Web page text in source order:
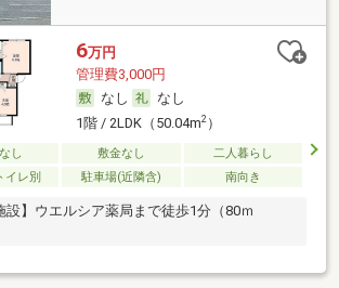
6万円
管理費3,000円
なし
なし
1階 / 2LDK（50.04m2）
し 敷金なし
二人暮らし
イレ別
駐車場(近隣含) 南向き
設】ウエルシア薬局まで徒歩1分（80ｍ